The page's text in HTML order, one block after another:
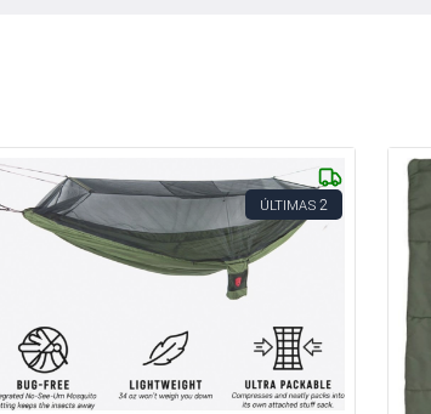
ÚLTIMAS 2